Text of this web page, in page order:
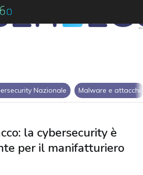
Nazionale Malware e attacchi
la cybersecurity è
per il manifatturiero